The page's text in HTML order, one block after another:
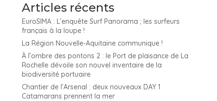
Articles récents
EuroSIMA : L’enquête Surf Panorama ; les surfeurs
français à la loupe !
La Région Nouvelle-Aquitaine communique !
À l’ombre des pontons 2 : le Port de plaisance de La
Rochelle dévoile son nouvel inventaire de la
biodiversité portuaire
Chantier de l’Arsenal : deux nouveaux DAY 1
Catamarans prennent la mer